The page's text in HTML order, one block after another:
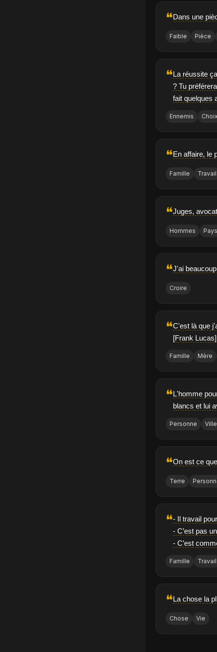
❝Dans une
Faible Pièce
❝La réussite
? Tu
fait quelques
Ennemis Choix
❝En affaire, le
Famille Travail
❝Juges,
Hommes Pays
❝J'ai
Croire
❝C'est là que
[Frank Lucas]
Famille Mère
❝L'homme
blancs et lui
Personne Ville
❝On est ce
Terre
❝- Il travail
- C’est pas
- C’est
Famille Travail
❝La chose la
Chose Vie